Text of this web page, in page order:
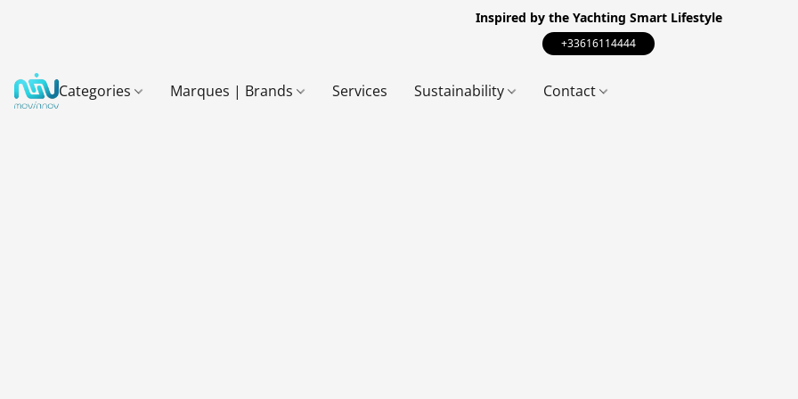
Inspired by the Yachting Smart Lifestyle
+33616114444
Categories Marques | Brands Services Sustainability Contact